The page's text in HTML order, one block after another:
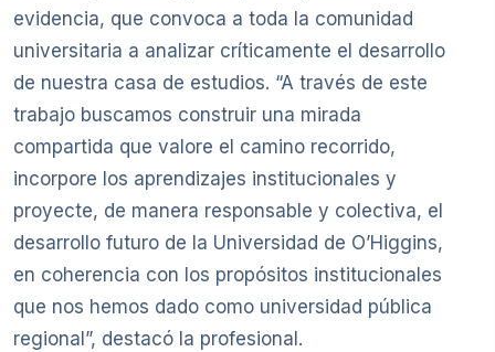
evidencia, que convoca a toda la comunidad
universitaria a analizar críticamente el desarrollo
de nuestra casa de estudios. “A través de este
trabajo buscamos construir una mirada
compartida que valore el camino recorrido,
incorpore los aprendizajes institucionales y
proyecte, de manera responsable y colectiva, el
desarrollo futuro de la Universidad de O’Higgins,
en coherencia con los propósitos institucionales
que nos hemos dado como universidad pública
regional”, destacó la profesional.